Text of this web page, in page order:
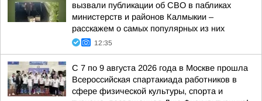
вызвали публикации об СВО в пабликах
министерств и районов Калмыкии –
расскажем о самых популярных из них
12:35
С 7 по 9 августа 2026 года в Москве прошла
Всероссийская спартакиада работников в
сфере физической культуры, спорта и